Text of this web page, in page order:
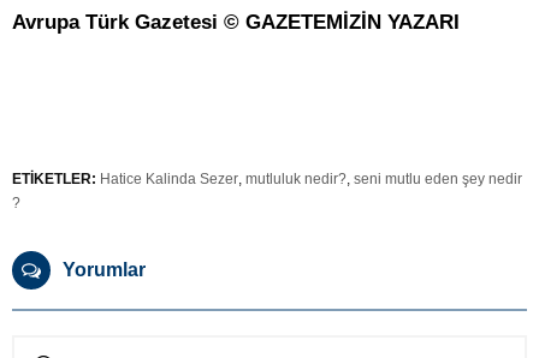
Avrupa Türk Gazetesi © GAZETEMİZİN YAZARI
ETİKETLER: Hatice Kalinda Sezer, mutluluk nedir?, seni mutlu eden şey nedir
?
Yorumlar